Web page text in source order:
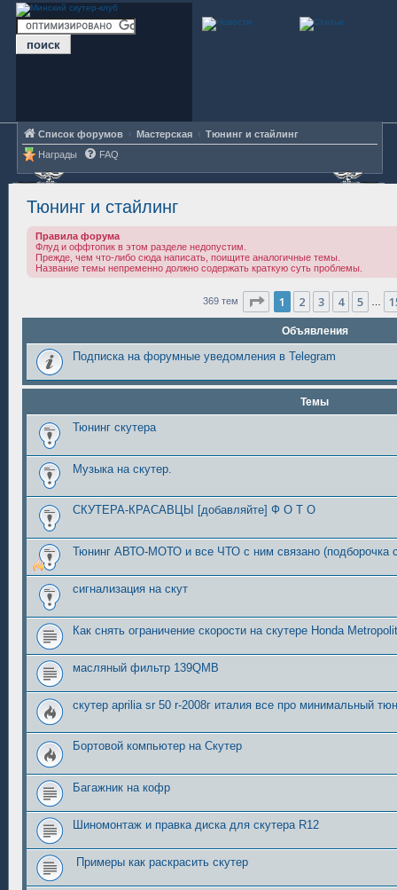
Список форумов Мастерская
Тюнинг и стайлинг
Награды
FAQ
Тюнинг и стайлинг
Правила форума
Флуд и оффтопик в этом разделе недопустим.
Прежде, чем что-либо сюда написать, поищите аналогичные темы.
Название темы непременно должно содержать краткую суть проблемы.
369 тем Страница из 15
1 2 3 4 5
Объявления
Подписка на форумные уведомления в Telegram
Темы
Тюнинг скутера
Музыка на скутер.
СКУТЕРА-КРАСАВЦЫ [добавляйте] Ф О Т О
Тюнинг АВТО-МОТО и все ЧТО с ним связано (подборочка
сигнализация на скут
Как снять ограничение скорости на скутере Honda
масляный фильтр 139QMB
скутер aprilia sr 50 r-2008г италия все про минимальный тюн
Бортовой компьютер на Скутер
Багажник на кофр
Шиномонтаж и правка диска для скутера R12
Примеры как раскрасить скутер